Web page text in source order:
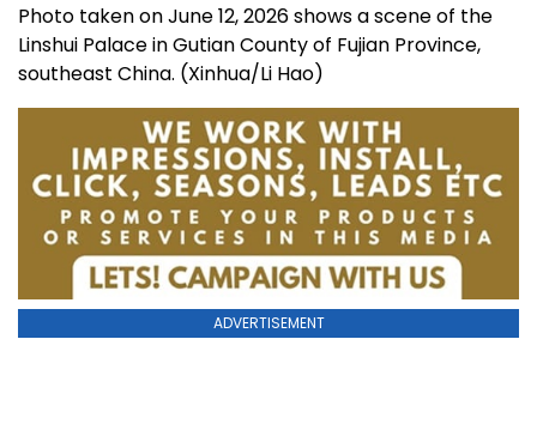
Photo taken on June 12, 2026 shows a scene of the
Linshui Palace in Gutian County of Fujian Province,
southeast China. (Xinhua/Li Hao)
ADVERTISEMENT